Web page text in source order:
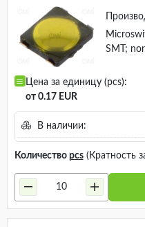
SMT;
Цена за единицу (pcs):
от 0.17 EUR
В наличии:
Количество pcs(Кратность